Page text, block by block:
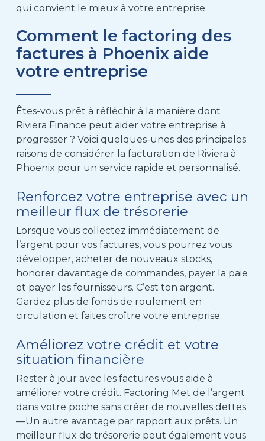
qui convient le mieux à votre entreprise.
Comment le factoring des
factures à Phoenix aide
votre entreprise
Êtes-vous prêt à réfléchir à la manière dont
Riviera Finance peut aider votre entreprise à
progresser ? Voici quelques-unes des principales
raisons de considérer la facturation de Riviera à
Phoenix pour un service rapide et personnalisé.
Renforcez votre entreprise avec un
meilleur flux de trésorerie
Lorsque vous collectez immédiatement de
l’argent pour vos factures, vous pourrez vous
développer, acheter de nouveaux stocks,
honorer davantage de commandes, payer la paie
et payer les fournisseurs. C’est ton argent.
Gardez plus de fonds de roulement en
circulation et faites croître votre entreprise.
Améliorez votre crédit et votre
situation financière
Rester à jour avec les factures vous aide à
améliorer votre crédit. Factoring Met de l’argent
dans votre poche sans créer de nouvelles dettes
—Un autre avantage par rapport aux prêts. Un
meilleur flux de trésorerie peut également vous